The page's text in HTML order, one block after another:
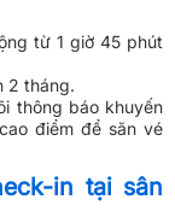
từ 1 giờ 45 phút
2 tháng.
thông báo khuyến
điểm để săn vé
in tại sân